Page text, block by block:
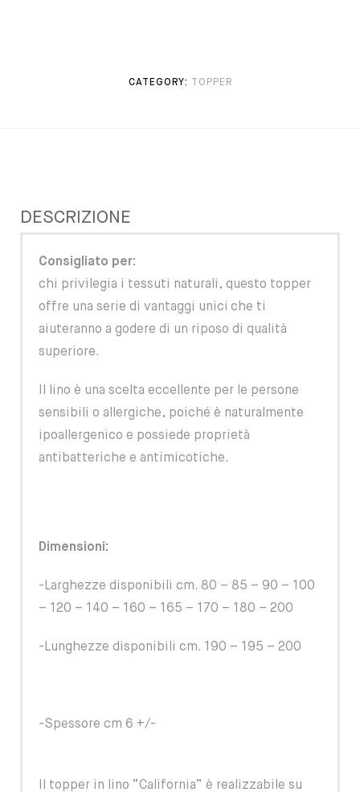
CATEGORY: TOPPER
DESCRIZIONE
Consigliato per:
chi privilegia i tessuti naturali, questo topper
offre una serie di vantaggi unici che ti
aiuteranno a godere di un riposo di qualità
superiore.
Il lino è una scelta eccellente per le persone
sensibili o allergiche, poiché è naturalmente
ipoallergenico e possiede proprietà
antibatteriche e antimicotiche.
Dimensioni:
-Larghezze disponibili cm. 80 – 85 – 90 – 100
– 120 – 140 – 160 – 165 – 170 – 180 – 200
-Lunghezze disponibili cm. 190 – 195 – 200
-Spessore cm 6 +/-
Il topper in lino “California” è realizzabile su